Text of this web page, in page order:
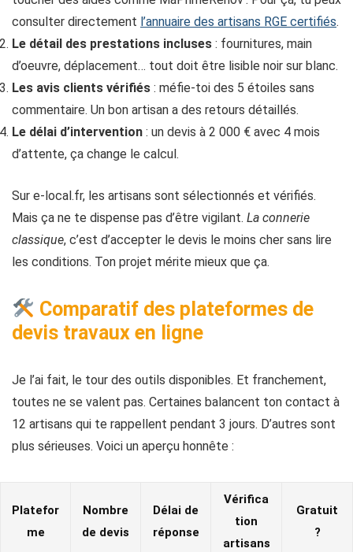
consulter directement l’annuaire des artisans RGE certifiés.
Le détail des prestations incluses : fournitures, main
d’oeuvre, déplacement… tout doit être lisible noir sur blanc.
Les avis clients vérifiés : méfie-toi des 5 étoiles sans
commentaire. Un bon artisan a des retours détaillés.
Le délai d’intervention : un devis à 2 000 € avec 4 mois
d’attente, ça change le calcul.
Sur e-local.fr, les artisans sont sélectionnés et vérifiés.
Mais ça ne te dispense pas d’être vigilant. La connerie
classique, c’est d’accepter le devis le moins cher sans lire
les conditions. Ton projet mérite mieux que ça.
Comparatif des plateformes de
devis travaux en ligne
Je l’ai fait, le tour des outils disponibles. Et franchement,
toutes ne se valent pas. Certaines balancent ton contact à
12 artisans qui te rappellent pendant 3 jours. D’autres sont
plus sérieuses. Voici un aperçu honnête :
Platefor
me
Nombre
de devis
Délai de
réponse
Vérifica
tion
artisans
Gratuit
?